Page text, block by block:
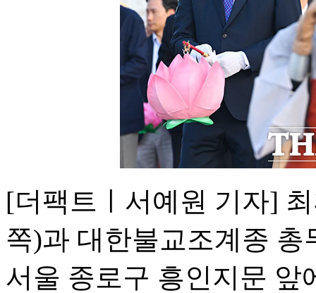
[더팩트ㅣ서예원 기자]
쪽)과 대한불교조계종
서울 종로구 흥인지문 앞